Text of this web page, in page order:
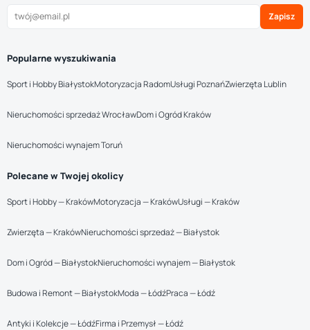
Zapisz
Popularne wyszukiwania
Sport i Hobby BiałystokMotoryzacja RadomUsługi PoznańZwierzęta Lublin
Nieruchomości sprzedaż WrocławDom i Ogród Kraków
Nieruchomości wynajem Toruń
Polecane w Twojej okolicy
Sport i Hobby — KrakówMotoryzacja — KrakówUsługi — Kraków
Zwierzęta — KrakówNieruchomości sprzedaż — Białystok
Dom i Ogród — BiałystokNieruchomości wynajem — Białystok
Budowa i Remont — BiałystokModa — ŁódźPraca — Łódź
Antyki i Kolekcje — ŁódźFirma i Przemysł — Łódź